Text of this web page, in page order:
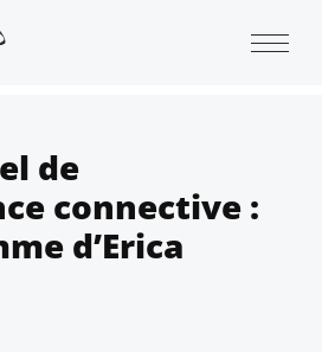
de
connective :
d’Erica